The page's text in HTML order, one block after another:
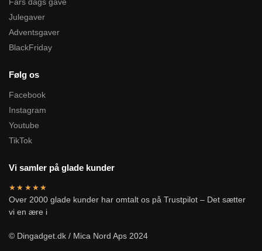
Fars dags gave
Julegaver
Adventsgaver
BlackFriday
Følg os
Facebook
Instagram
Youtube
TikTok
Vi samler på glade kunder
★★★★★
Over 2000 glade kunder har omtalt os på Trustpilot – Det sætter
vi en ære i
© Dingadget.dk / Mica Nord Aps 2024